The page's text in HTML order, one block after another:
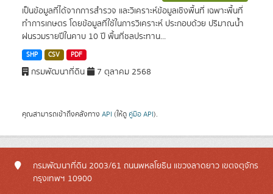
เป็นข้อมูลที่ได้จากการสำรวจ และวิเคราะห์ข้อมูลเชิงพื้นที่ เฉพาะพื้นที่
ทำการเกษตร โดยข้อมูลที่ใช้ในการวิเคราะห์ ประกอบด้วย ปริมาณน้ำ
ฝนรวมรายปีในคาบ 10 ปี พื้นที่ชลประทาน...
SHP CSV PDF
กรมพัฒนาที่ดิน 7 ตุลาคม 2568
คุณสามารถเข้าถึงคลังทาง API (ให้ดู คู่มือ API).
กรมพัฒนาที่ดิน 2003/61 ถนนพหลโยธิน แขวงลาดยาว เขตจตุจักร
กรุงเทพฯ 10900